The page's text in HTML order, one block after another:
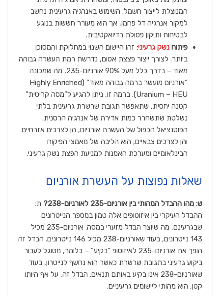
המנוצלת לייצור חשמל. השימוש באנרגיה גרעינית נחשב
למקור אנרגיה דל פחמן, אך הוא מעורר חששות בנוגע
לבטיחות ותיקון פסולת רדיואקטיבית.
פיתוח נשק גרעיני: זהו היישום השנוי במחלוקת והמסוכן
ביותר. לצורך ייצור פצצת אטום, נדרשת רמת העשרה גבוהה
מאוד – בדרך כלל מעל 90% אורניום-235, מה שמכונה
“אורניום מועשר ברמה גבוהה מאוד” (Highly Enriched
Uranium – HEU). ברמה זו, ניתן להגיע ל”מסה קריטית”
קטנה יחסית, שתאפשר תגובת שרשרת גרעינית בלתי
נשלטת שתשחרר כמות אדירה של אנרגיה הרסנית.
הפוטנציאל הכפול של העשרת אורניום, הן לצרכים אזרחיים
והן לצרכים צבאיים, הוא הליבה של מאמצי הפיקוח
הבינלאומיים ומערכת האמנות למניעת הפצת נשק גרעיני.
שאלות נפוצות על העשרת אורניום
ש: מהו ההבדל המהותי בין אורניום-235 לאורניום-238?
ת:
ההבדל העיקרי בין איזוטופים אלה טמון במספר הנייטרונים
שבגרעינם, מה שיוצר הבדל מזערי במסה. אורניום-235 מכיל
143 נייטרונים, בעוד שאורניום-238 מכיל 146 נייטרונים. הבדל זה
הופך את אורניום-235 לאיזוטופ “בקיע” – כלומר, מסוגל לעבור
ביקוע גרעיני בתגובת שרשרת כאשר הוא נחשף לנייטרון, בעוד
שאורניום-238 אינו בקיע באותם תנאים. הבדל זה, על אף היותו
קטן, הוא מהותי ליישומים גרעיניים.